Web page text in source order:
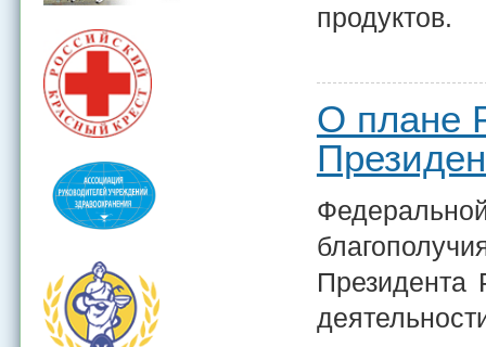
продуктов.
О плане
Президента